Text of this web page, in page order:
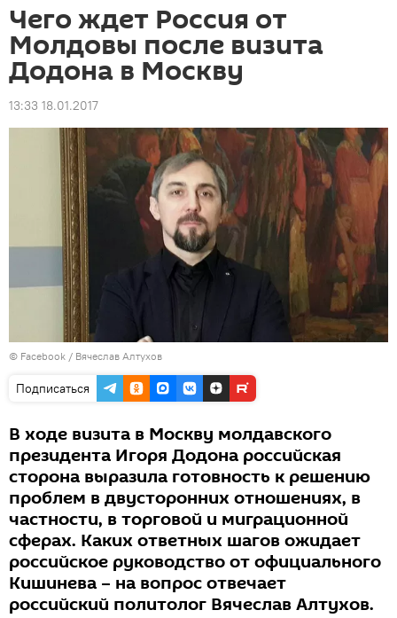
Чего ждет Россия от
Молдовы после визита
Додона в Москву
13:33 18.01.2017
© Facebook / Вячеслав Алтухов
Подписаться
В ходе визита в Москву молдавского
президента Игоря Додона российская
сторона выразила готовность к решению
проблем в двусторонних отношениях, в
частности, в торговой и миграционной
сферах. Каких ответных шагов ожидает
российское руководство от официального
Кишинева – на вопрос отвечает
российский политолог Вячеслав Алтухов.